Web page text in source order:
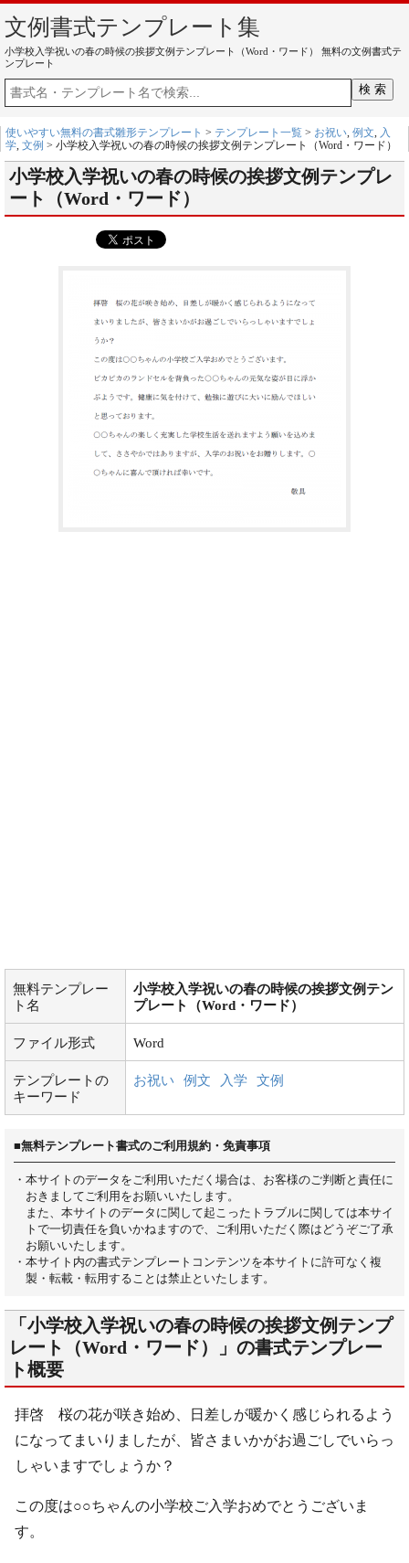
文例書式テンプレート集
小学校入学祝いの春の時候の挨拶文例テンプレート（Word・ワード） 無料の文例書式テ
ンプレート
使いやすい無料の書式雛形テンプレート > テンプレート一覧 > お祝い, 例文, 入
学, 文例 > 小学校入学祝いの春の時候の挨拶文例テンプレート（Word・ワード）
小学校入学祝いの春の時候の挨拶文例テンプレ
ート（Word・ワード）
無料テンプレー
ト名
小学校入学祝いの春の時候の挨拶文例テン
プレート（Word・ワード）
ファイル形式 Word
テンプレートの
キーワード
お祝い 例文 入学 文例
■無料テンプレート書式のご利用規約・免責事項
・本サイトのデータをご利用いただく場合は、お客様のご判断と責任に
おきましてご利用をお願いいたします。
また、本サイトのデータに関して起こったトラブルに関しては本サイ
トで一切責任を負いかねますので、ご利用いただく際はどうぞご了承
お願いいたします。
・本サイト内の書式テンプレートコンテンツを本サイトに許可なく複
製・転載・転用することは禁止といたします。
「小学校入学祝いの春の時候の挨拶文例テンプ
レート（Word・ワード）」の書式テンプレー
ト概要
拝啓 桜の花が咲き始め、日差しが暖かく感じられるよう
になってまいりましたが、皆さまいかがお過ごしでいらっ
しゃいますでしょうか？
この度は○○ちゃんの小学校ご入学おめでとうございま
す。